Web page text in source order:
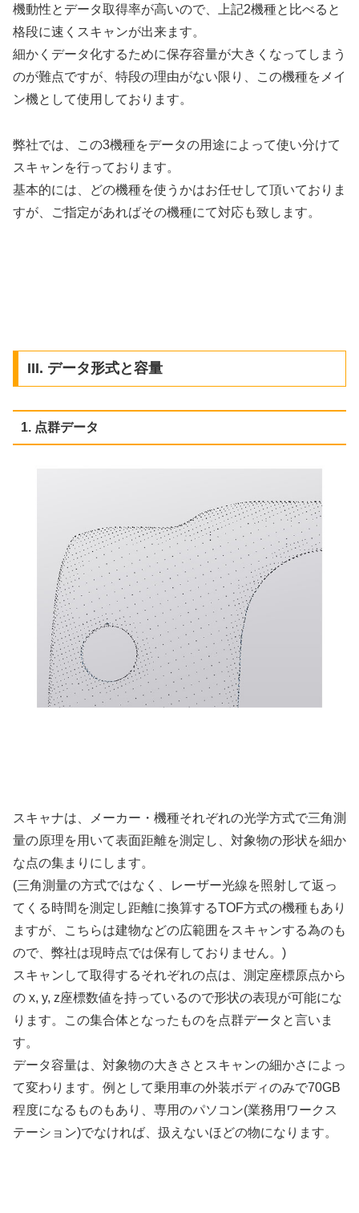
機動性とデータ取得率が高いので、上記2機種と比べると
格段に速くスキャンが出来ます。
細かくデータ化するために保存容量が大きくなってしまう
のが難点ですが、特段の理由がない限り、この機種をメイ
ン機として使用しております。
弊社では、この3機種をデータの用途によって使い分けて
スキャンを行っております。
基本的には、どの機種を使うかはお任せして頂いておりま
すが、ご指定があればその機種にて対応も致します。
III. データ形式と容量
1. 点群データ
スキャナは、メーカー・機種それぞれの光学方式で三角測
量の原理を用いて表面距離を測定し、対象物の形状を細か
な点の集まりにします。
(三角測量の方式ではなく、レーザー光線を照射して返っ
てくる時間を測定し距離に換算するTOF方式の機種もあり
ますが、こちらは建物などの広範囲をスキャンする為のも
ので、弊社は現時点では保有しておりません。)
スキャンして取得するそれぞれの点は、測定座標原点から
の x, y, z座標数値を持っているので形状の表現が可能にな
ります。この集合体となったものを点群データと言いま
す。
データ容量は、対象物の大きさとスキャンの細かさによっ
て変わります。例として乗用車の外装ボディのみで70GB
程度になるものもあり、専用のパソコン(業務用ワークス
テーション)でなければ、扱えないほどの物になります。